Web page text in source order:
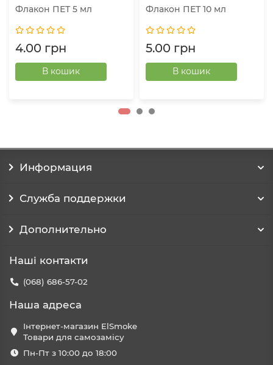
Флакон ПЕТ 5 мл
4.00 грн
В кошик
Флакон ПЕТ 10 мл
5.00 грн
В кошик
Информация
Служба поддержки
Дополнительно
Наші контакти
(068) 686-57-02
Наша адреса
Інтернет-магазин ElSmoke
Товари для самозамісу
Пн-Пт з 10:00 до 18:00